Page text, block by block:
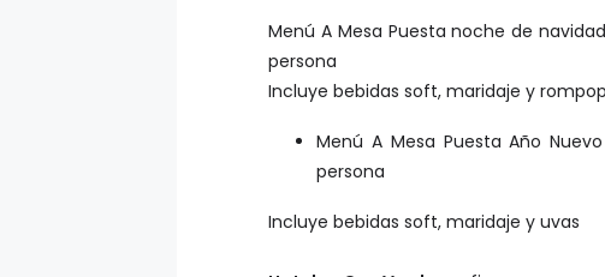
Menú A Mesa Puesta noche de
persona
Incluye bebidas soft, maridaje y
Menú A Mesa Puesta Año
persona
Incluye bebidas soft, maridaje y uvas